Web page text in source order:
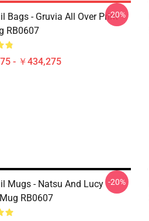
Bags - Gruvia All Over Print
RB0607
- ￥434,275
-20%
Mugs - Natsu And Lucy
RB0607
-20%